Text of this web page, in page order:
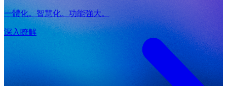
一體化。智慧化。功能強大。
深入瞭解